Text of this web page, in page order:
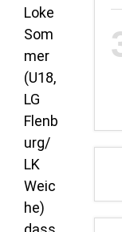
Loke
Som
mer
(U18,
LG
Flenb
urg/
LK
Weic
he)